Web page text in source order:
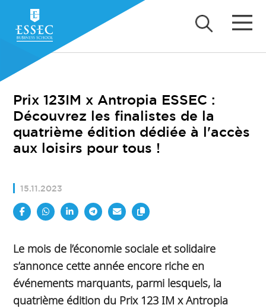
Prix 123IM x Antropia ESSEC :
Découvrez les finalistes de la
quatrième édition dédiée à l'accès
aux loisirs pour tous !
15.11.2023
Le mois de l’économie sociale et solidaire
s’annonce cette année encore riche en
événements marquants, parmi lesquels, la
quatrième édition du Prix 123 IM x Antropia